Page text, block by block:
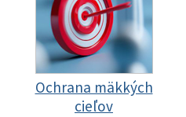
Ochrana mäkkých
cieľov